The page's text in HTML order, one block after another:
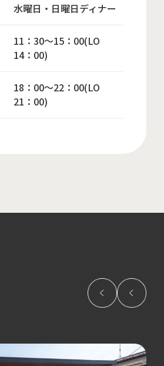
水曜日・日曜日ディナー
11：30～15：00(LO
14：00)
18：00～22：00(LO
21：00)